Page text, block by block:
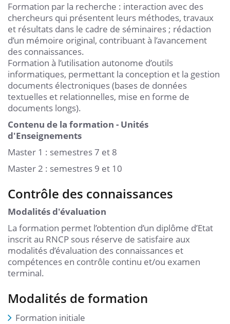
Formation par la recherche : interaction avec des
chercheurs qui présentent leurs méthodes, travaux
et résultats dans le cadre de séminaires ; rédaction
d’un mémoire original, contribuant à l’avancement
des connaissances.
Formation à l’utilisation autonome d’outils
informatiques, permettant la conception et la gestion
documents électroniques (bases de données
textuelles et relationnelles, mise en forme de
documents longs).
Contenu de la formation - Unités
d'Enseignements
Master 1 : semestres 7 et 8
Master 2 : semestres 9 et 10
Contrôle des connaissances
Modalités d'évaluation
La formation permet l’obtention d’un diplôme d’Etat
inscrit au RNCP sous réserve de satisfaire aux
modalités d’évaluation des connaissances et
compétences en contrôle continu et/ou examen
terminal.
Modalités de formation
Formation initiale